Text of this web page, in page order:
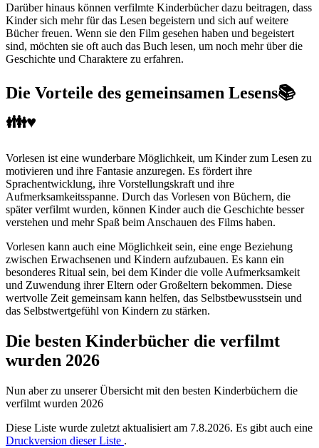
Darüber hinaus können verfilmte Kinderbücher dazu beitragen, dass
Kinder sich mehr für das Lesen begeistern und sich auf weitere
Bücher freuen. Wenn sie den Film gesehen haben und begeistert
sind, möchten sie oft auch das Buch lesen, um noch mehr über die
Geschichte und Charaktere zu erfahren.
Die Vorteile des gemeinsamen Lesens📚
👪♥
Vorlesen ist eine wunderbare Möglichkeit, um Kinder zum Lesen zu
motivieren und ihre Fantasie anzuregen. Es fördert ihre
Sprachentwicklung, ihre Vorstellungskraft und ihre
Aufmerksamkeitsspanne. Durch das Vorlesen von Büchern, die
später verfilmt wurden, können Kinder auch die Geschichte besser
verstehen und mehr Spaß beim Anschauen des Films haben.
Vorlesen kann auch eine Möglichkeit sein, eine enge Beziehung
zwischen Erwachsenen und Kindern aufzubauen. Es kann ein
besonderes Ritual sein, bei dem Kinder die volle Aufmerksamkeit
und Zuwendung ihrer Eltern oder Großeltern bekommen. Diese
wertvolle Zeit gemeinsam kann helfen, das Selbstbewusstsein und
das Selbstwertgefühl von Kindern zu stärken.
Die besten Kinderbücher die verfilmt
wurden 2026
Nun aber zu unserer Übersicht mit den besten Kinderbüchern die
verfilmt wurden 2026
Diese Liste wurde zuletzt aktualisiert am 7.8.2026. Es gibt auch eine
Druckversion dieser Liste .